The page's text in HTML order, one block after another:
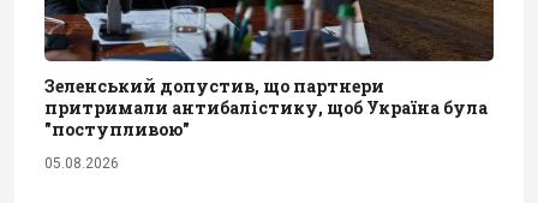
Зеленський допустив, що партнери
притримали антибалістику, щоб Україна була
"поступливою"
05.08.2026